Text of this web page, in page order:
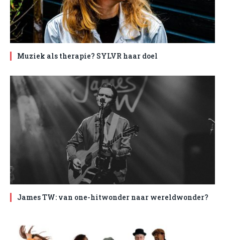
Muziek als therapie? SYLVR haar doel
James TW: van one-hitwonder naar wereldwonder?